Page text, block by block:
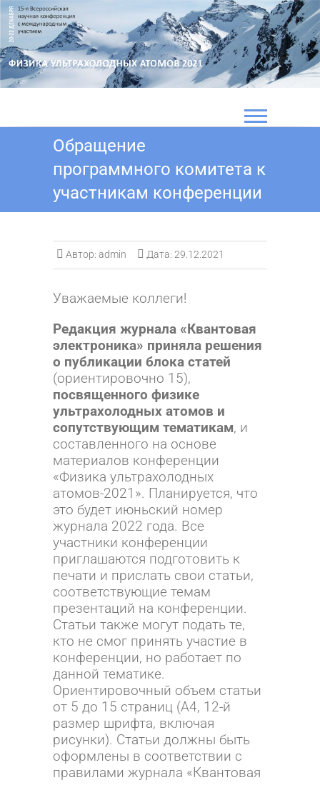
Перейти
содержимому
Обращение
программного комитета к
участникам конференции
Автор: admin Дата: 29.12.2021
Уважаемые коллеги!
Редакция журнала «Квантовая
электроника» приняла решения
о публикации блока статей
(ориентировочно 15),
посвященного физике
ультрахолодных атомов и
сопутствующим тематикам, и
составленного на основе
материалов конференции
«Физика ультрахолодных
атомов-2021». Планируется, что
это будет июньский номер
журнала 2022 года. Все
участники конференции
приглашаются подготовить к
печати и прислать свои статьи,
соответствующие темам
презентаций на конференции.
Статьи также могут подать те,
кто не смог принять участие в
конференции, но работает по
данной тематике.
Ориентировочный объем статьи
от 5 до 15 страниц (A4, 12-й
размер шрифта, включая
рисунки). Статьи должны быть
оформлены в соответствии с
правилами журнала «Квантовая